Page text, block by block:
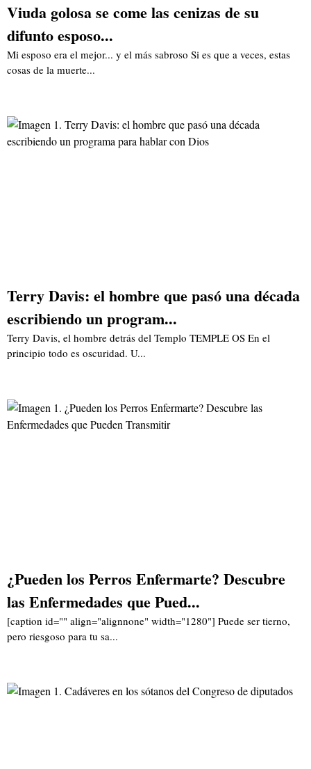
Viuda golosa se come las cenizas de su
difunto esposo...
Mi esposo era el mejor... y el más sabroso Si es que a veces, estas
cosas de la muerte...
Terry Davis: el hombre que pasó una década
escribiendo un program...
Terry Davis, el hombre detrás del Templo TEMPLE OS En el
principio todo es oscuridad. U...
¿Pueden los Perros Enfermarte? Descubre
las Enfermedades que Pued...
[caption id="" align="alignnone" width="1280"] Puede ser tierno,
pero riesgoso para tu sa...